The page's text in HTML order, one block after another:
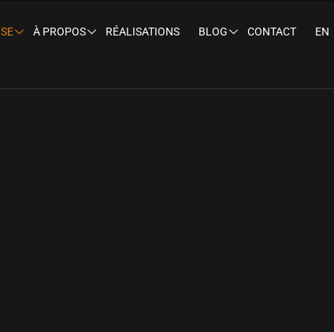
À PROPOS RÉALISATIONS BLOG CONTACT
EN